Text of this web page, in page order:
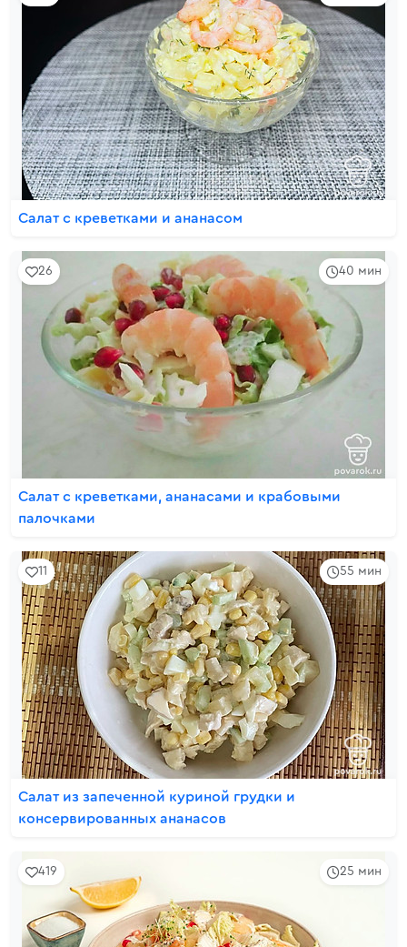
Салат с креветками и ананасом
40 мин
26
Салат с креветками, ананасами и крабовыми
палочками
55 мин
11
Салат из запеченной куриной грудки и
консервированных ананасов
25 мин
419